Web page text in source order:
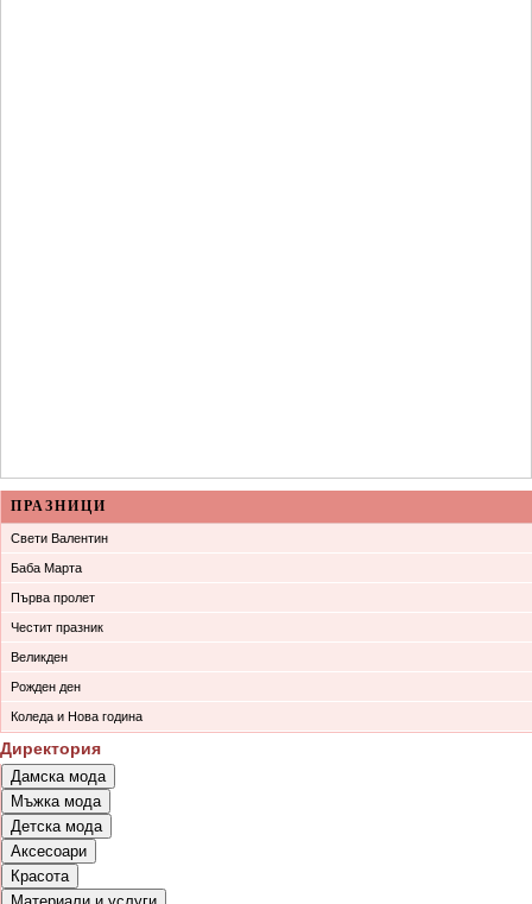
ПРАЗНИЦИ
Свети Валентин
Баба Марта
Първа пролет
Честит празник
Великден
Рожден ден
Коледа и Нова година
Директория
Дамска мода
Връхни облекла
Официални облекла
Булчински рокли
Спортни облекла
Мъжка мода
Връхни облекла
Официални облекла
Спортни облекла
Детска мода
Детски дрехи
Бебешки дрехи
Аксесоари
Бижута
Красота